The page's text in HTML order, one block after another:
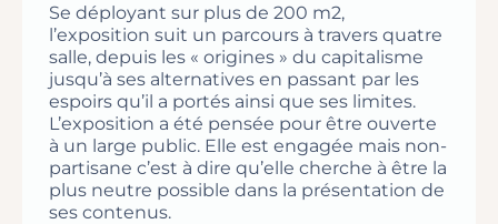
Se déployant sur plus de 200 m2,
l’exposition suit un parcours à travers quatre
salle, depuis les « origines » du capitalisme
jusqu’à ses alternatives en passant par les
espoirs qu’il a portés ainsi que ses limites.
L’exposition a été pensée pour être ouverte
à un large public. Elle est engagée mais non-
partisane c’est à dire qu’elle cherche à être la
plus neutre possible dans la présentation de
ses contenus.